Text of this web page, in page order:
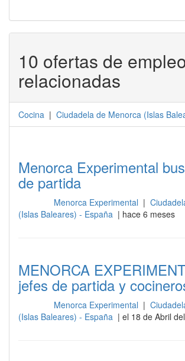
10 ofertas de
relacionadas
Cocina | Ciudadela de Menorca (Islas
Menorca Experimental
de partida
Menorca Experimental |
(Islas Baleares) - España | hace 6 meses
MENORCA
jefes de partida y
Menorca Experimental |
(Islas Baleares) - España | el 18 de Abril